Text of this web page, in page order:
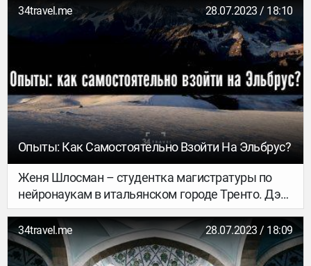
геологическую экспедицию по поиску рудного
золота в Бурятию. Чем опасна тайга, как устроен
быт в лагере геологов и в чем, собственно,
состоит их работа – передаем слово Юлии.
34travel.me 28.07.2023 / 18:10
Опыты: Как Самостоятельно Взойти На Эльбрус?
Женя Шлосман – студентка магистратуры по
нейронаукам в итальянском городе Тренто. Дэн
– американский серфер и байкер с Бали. Ребята
познакомились летом в детском лагере
«Кавардак», где работали вожатыми, и решили
вместе взойти на Эльбрус. Акклиматизация и
34travel.me 28.07.2023 / 18:09